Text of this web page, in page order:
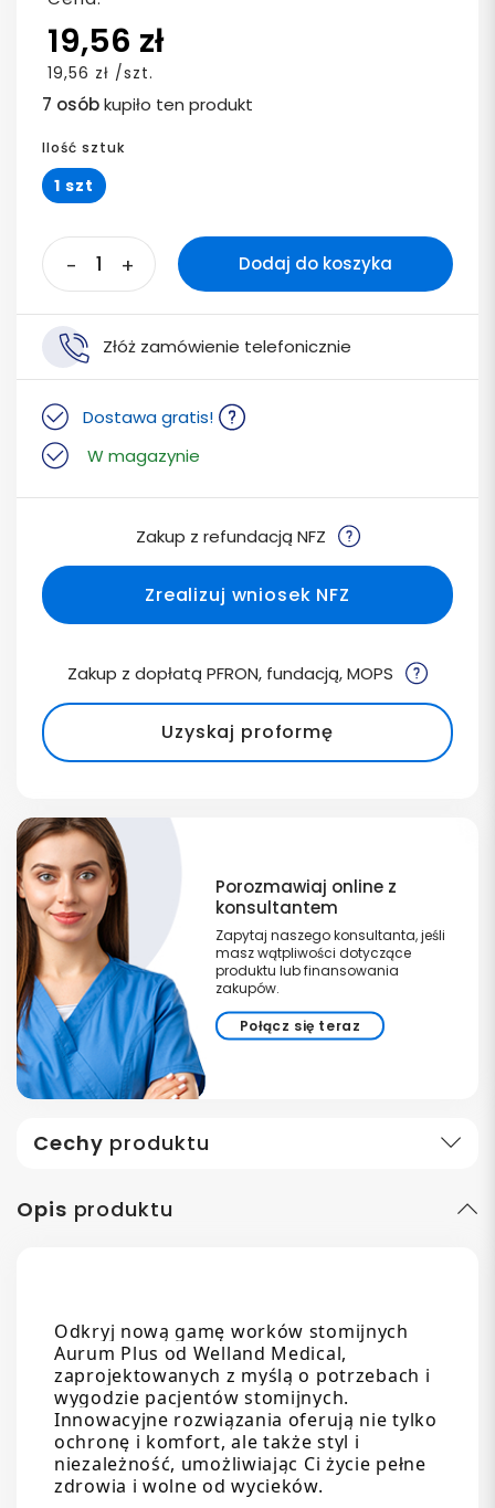
19,56 zł
19,56 zł /szt.
7 osóbkupiło ten produkt
Ilość sztuk
1 szt
- + Dodaj do koszyka
Złóż zamówienie telefonicznie
Dostawa gratis!
W magazynie
Zakup z refundacją NFZ
Zrealizuj wniosek NFZ
Zakup z dopłatą PFRON, fundacją, MOPS
Uzyskaj proformę
Porozmawiaj online z
konsultantem
Zapytaj naszego konsultanta, jeśli
masz wątpliwości dotyczące
produktu lub finansowania
zakupów.
Połącz się teraz
Cechy produktu
Opis produktu
Odkryj nową gamę worków stomijnych
Aurum Plus od Welland Medical,
zaprojektowanych z myślą o potrzebach i
wygodzie pacjentów stomijnych.
Innowacyjne rozwiązania oferują nie tylko
ochronę i komfort, ale także styl i
niezależność, umożliwiając Ci życie pełne
zdrowia i wolne od wycieków.